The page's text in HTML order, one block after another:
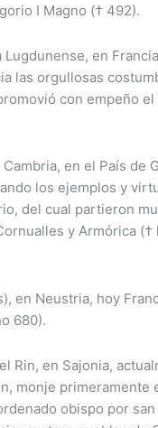
I Magno († 492).
en
las orgullosas
con empeño
en el País de
los ejemplos y
del cual partieron
y Armórica (†
en Neustria, hoy
680).
Rin, en Sajonia,
monje primeramente
obispo por